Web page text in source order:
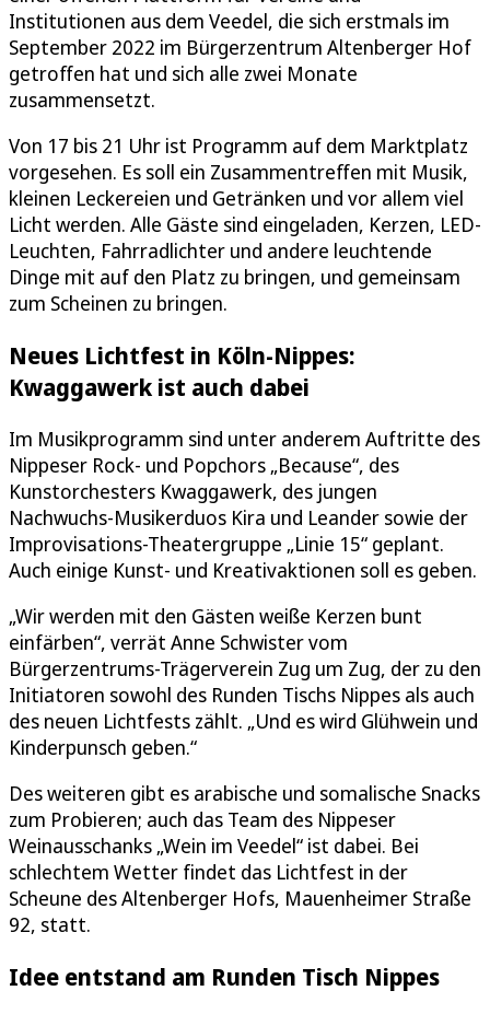
Institutionen aus dem Veedel, die sich erstmals im
September 2022 im Bürgerzentrum Altenberger Hof
getroffen hat und sich alle zwei Monate
zusammensetzt.
Von 17 bis 21 Uhr ist Programm auf dem Marktplatz
vorgesehen. Es soll ein Zusammentreffen mit Musik,
kleinen Leckereien und Getränken und vor allem viel
Licht werden. Alle Gäste sind eingeladen, Kerzen, LED-
Leuchten, Fahrradlichter und andere leuchtende
Dinge mit auf den Platz zu bringen, und gemeinsam
zum Scheinen zu bringen.
Neues Lichtfest in Köln-Nippes:
Kwaggawerk ist auch dabei
Im Musikprogramm sind unter anderem Auftritte des
Nippeser Rock- und Popchors „Because“, des
Kunstorchesters Kwaggawerk, des jungen
Nachwuchs-Musikerduos Kira und Leander sowie der
Improvisations-Theatergruppe „Linie 15“ geplant.
Auch einige Kunst- und Kreativaktionen soll es geben.
„Wir werden mit den Gästen weiße Kerzen bunt
einfärben“, verrät Anne Schwister vom
Bürgerzentrums-Trägerverein Zug um Zug, der zu den
Initiatoren sowohl des Runden Tischs Nippes als auch
des neuen Lichtfests zählt. „Und es wird Glühwein und
Kinderpunsch geben.“
Des weiteren gibt es arabische und somalische Snacks
zum Probieren; auch das Team des Nippeser
Weinausschanks „Wein im Veedel“ ist dabei. Bei
schlechtem Wetter findet das Lichtfest in der
Scheune des Altenberger Hofs, Mauenheimer Straße
92, statt.
Idee entstand am Runden Tisch Nippes